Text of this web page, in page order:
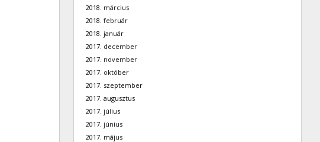
2018. március
2018. február
2018. január
2017. december
2017. november
2017. október
2017. szeptember
2017. augusztus
2017. július
2017. június
2017. május